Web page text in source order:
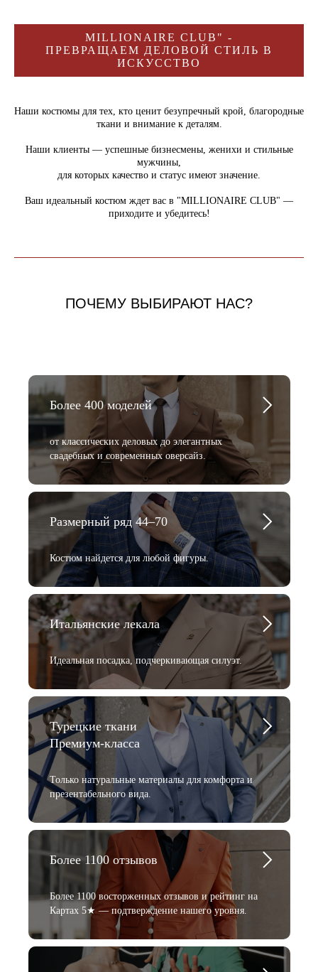
MILLIONAIRE CLUB" -
ПРЕВРАЩАЕМ ДЕЛОВОЙ СТИЛЬ В
ИСКУССТВО
Наши костюмы для тех, кто ценит безупречный крой, благородные
ткани и внимание к деталям.
Наши клиенты — успешные бизнесмены, женихи и стильные
мужчины,
для которых качество и статус имеют значение.
Ваш идеальный костюм ждет вас в "MILLIONAIRE CLUB" —
приходите и убедитесь!
ПОЧЕМУ ВЫБИРАЮТ НАС?
Более 400 моделей
от классических деловых до элегантных
свадебных и современных оверсайз.
Размерный ряд 44–70
Костюм найдется для любой фигуры.
Итальянские лекала
Идеальная посадка, подчеркивающая силуэт.
Турецкие ткани
Премиум-класса
Только натуральные материалы для комфорта и
презентабельного вида.
Более 1100 отзывов
Более 1100 восторженных отзывов и рейтинг на
Картах 5★ — подтверждение нашего уровня.